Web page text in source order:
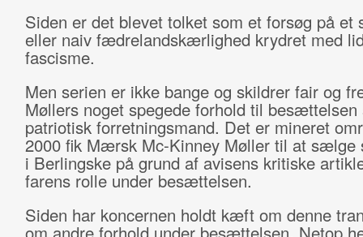
Siden er det blevet tolket som et forsøg på et
eller naiv fædrelandskærlighed krydret med
fascisme.
Men serien er ikke bange og skildrer fair og
Møllers noget spegede forhold til besættelsen
patriotisk forretningsmand. Det er mineret
2000 fik Mærsk Mc-Kinney Møller til at sælge
i Berlingske på grund af avisens kritiske
farens rolle under besættelsen.
Siden har koncernen holdt kæft om denne